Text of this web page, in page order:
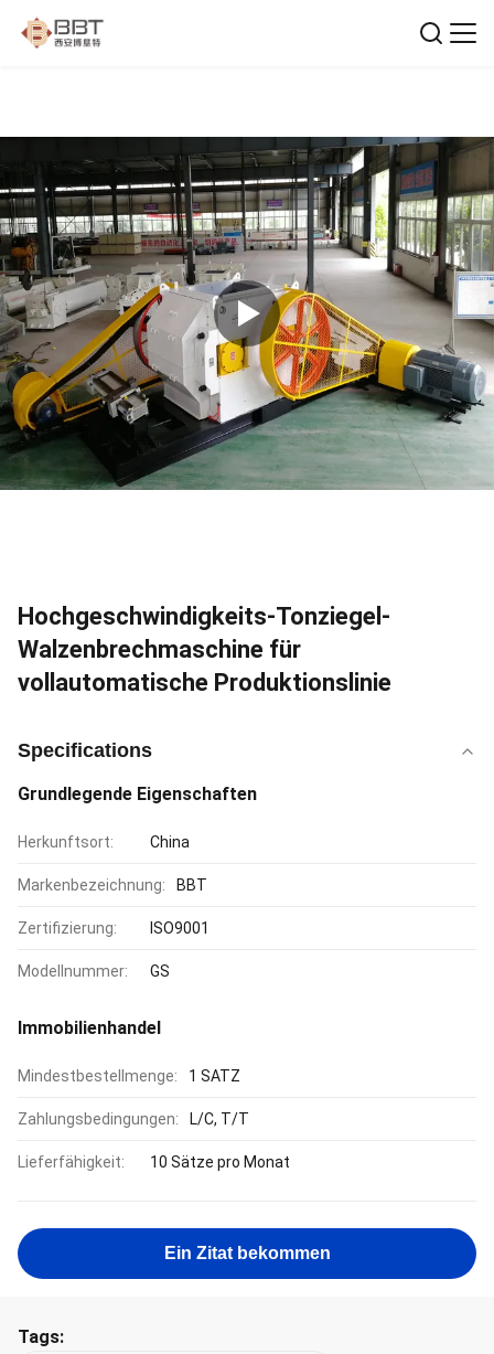
Hochgeschwindigkeits-Tonziegel-
Walzenbrechmaschine für
vollautomatische Produktionslinie
Specifications
Grundlegende Eigenschaften
Herkunftsort: China
Markenbezeichnung: BBT
Zertifizierung: ISO9001
Modellnummer: GS
Immobilienhandel
Mindestbestellmenge: 1 SATZ
Zahlungsbedingungen: L/C, T/T
Lieferfähigkeit: 10 Sätze pro Monat
Ein Zitat bekommen
Tags: